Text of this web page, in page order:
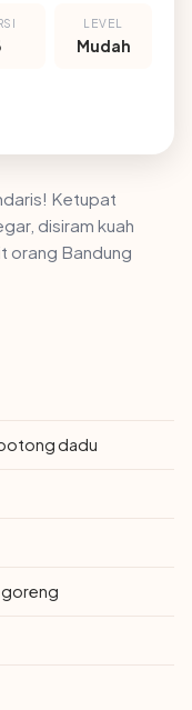
LEVEL
Mudah
Ketupat
disiram kuah
orang Bandung
dadu
goreng